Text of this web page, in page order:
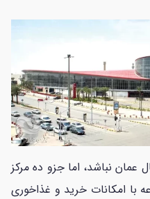
عمان نباشد، اما جزو ده مرکز
با امکانات خرید و غذاخوری